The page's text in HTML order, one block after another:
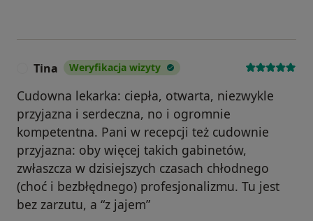
Tina Weryfikacja wizyty
Cudowna lekarka: ciepła, otwarta, niezwykle
przyjazna i serdeczna, no i ogromnie
kompetentna. Pani w recepcji też cudownie
przyjazna: oby więcej takich gabinetów,
zwłaszcza w dzisiejszych czasach chłodnego
(choć i bezbłędnego) profesjonalizmu. Tu jest
bez zarzutu, a “z jajem”